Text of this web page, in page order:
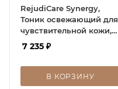
RejudiCare Synergy,
Тоник освежающий для
чувствительной кожи,
Skintonic, 150 мл
7 235 ₽
В КОРЗИНУ